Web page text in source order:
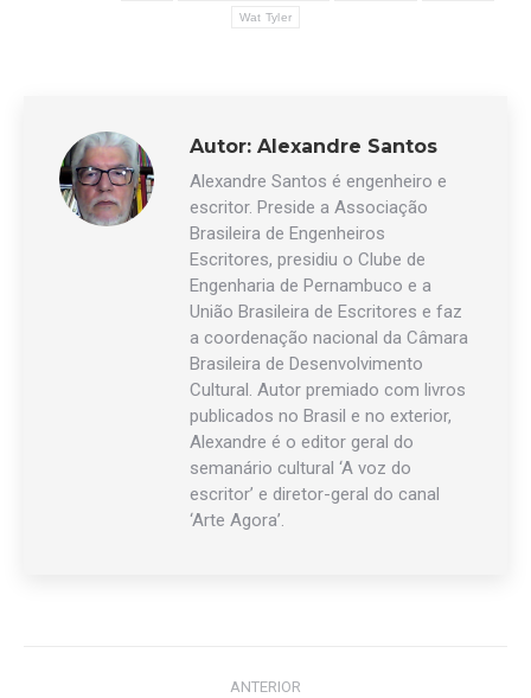
Wat Tyler
Autor: Alexandre Santos
Alexandre Santos é engenheiro e
escritor. Preside a Associação
Brasileira de Engenheiros
Escritores, presidiu o Clube de
Engenharia de Pernambuco e a
União Brasileira de Escritores e faz
a coordenação nacional da Câmara
Brasileira de Desenvolvimento
Cultural. Autor premiado com livros
publicados no Brasil e no exterior,
Alexandre é o editor geral do
semanário cultural ‘A voz do
escritor’ e diretor-geral do canal
‘Arte Agora’.
NavegaçãoANTERIOR